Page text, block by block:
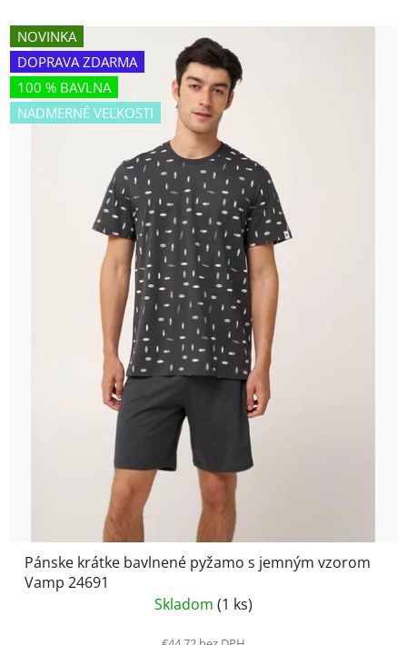
NOVINKA
DOPRAVA ZDARMA
100 % BAVLNA
NADMERNÉ VEĽKOSTI
Pánske krátke bavlnené pyžamo s jemným vzorom
Vamp 24691
Skladom (1 ks)